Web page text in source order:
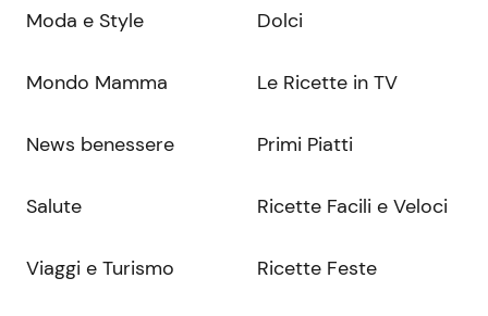
Moda e Style
Mondo Mamma
News benessere
Salute
Viaggi e Turismo
Dolci
Le Ricette in TV
Primi Piatti
Ricette Facili e Veloci
Ricette Feste